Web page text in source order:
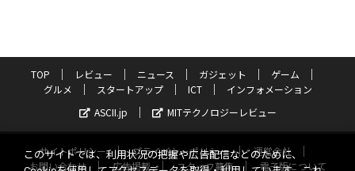
TOP レビュー ニュース ガジェット
ゲーム
グルメ
スタートアップ ICT
インフォメーション
ASCII.jp
MITテクノロジーレビュー
サイトポリシー プライバシーポリシー
運営会社
お問い合わせ
広告掲載 スタッフ募集 電子版について
このサイトでは、利用状況の把握や広告配信などのために、